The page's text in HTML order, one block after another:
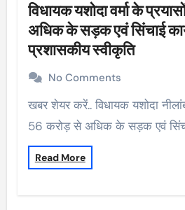
विधायक यशोदा वर्मा के
अधिक के सड़क एवं सिंचाई
प्रशासकीय स्वीकृति
No Comments
खबर शेयर करें.. विधायक यशोदा नीलांबर वर्मा के प्रयासों से
56 करोड़ से अधिक के सड़क एवं
Read More